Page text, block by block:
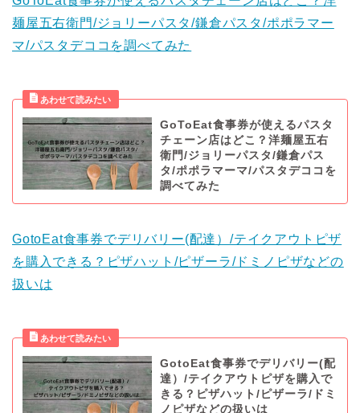
麺屋五右衛門/ジョリーパスタ/鎌倉パスタ/ポポラマー
マ/パスタデココを調べてみた
GoToEat食事券が使えるパスタ
チェーン店はどこ？洋麺屋五右
衛門/ジョリーパスタ/鎌倉パス
タ/ポポラマーマ/パスタデココを
調べてみた
GotoEat食事券でデリバリー(配達）/テイクアウトピザ
を購入できる？ピザハット/ピザーラ/ドミノピザなどの
扱いは
GotoEat食事券でデリバリー(配
達）/テイクアウトピザを購入で
きる？ピザハット/ピザーラ/ドミ
ノピザなどの扱いは